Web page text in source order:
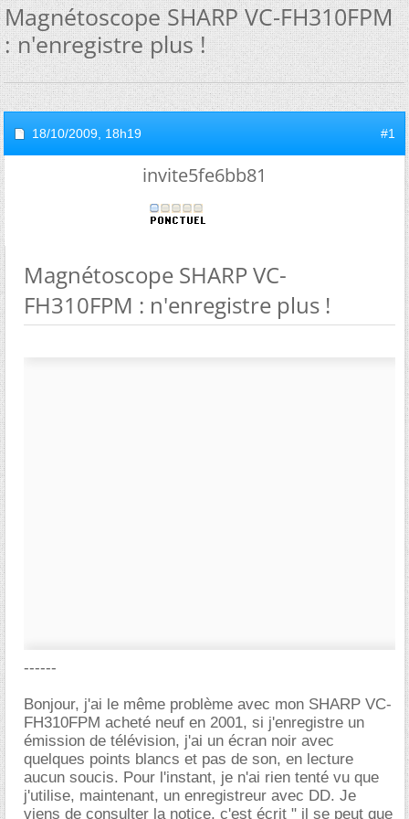
Magnétoscope SHARP VC-FH310FPM
: n'enregistre plus !
18/10/2009, 18h19 #1
invite5fe6bb81
Magnétoscope SHARP VC-
FH310FPM : n'enregistre plus !
------
Bonjour, j'ai le même problème avec mon SHARP VC-
FH310FPM acheté neuf en 2001, si j'enregistre un
émission de télévision, j'ai un écran noir avec
quelques points blancs et pas de son, en lecture
aucun soucis. Pour l'instant, je n'ai rien tenté vu que
j'utilise, maintenant, un enregistreur avec DD. Je
viens de consulter la notice, c'est écrit " il se peut que